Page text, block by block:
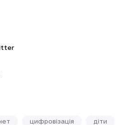
цифровізація діти